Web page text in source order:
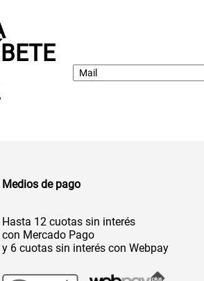
Medios de pago
Hasta 12 cuotas sin interés
con Mercado Pago
y 6 cuotas sin interés con Webpay